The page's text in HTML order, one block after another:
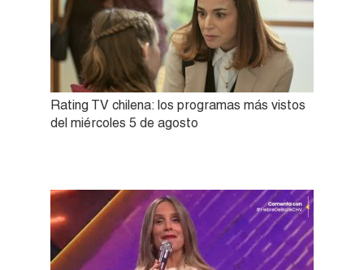
Rating TV chilena: los programas más vistos
del miércoles 5 de agosto